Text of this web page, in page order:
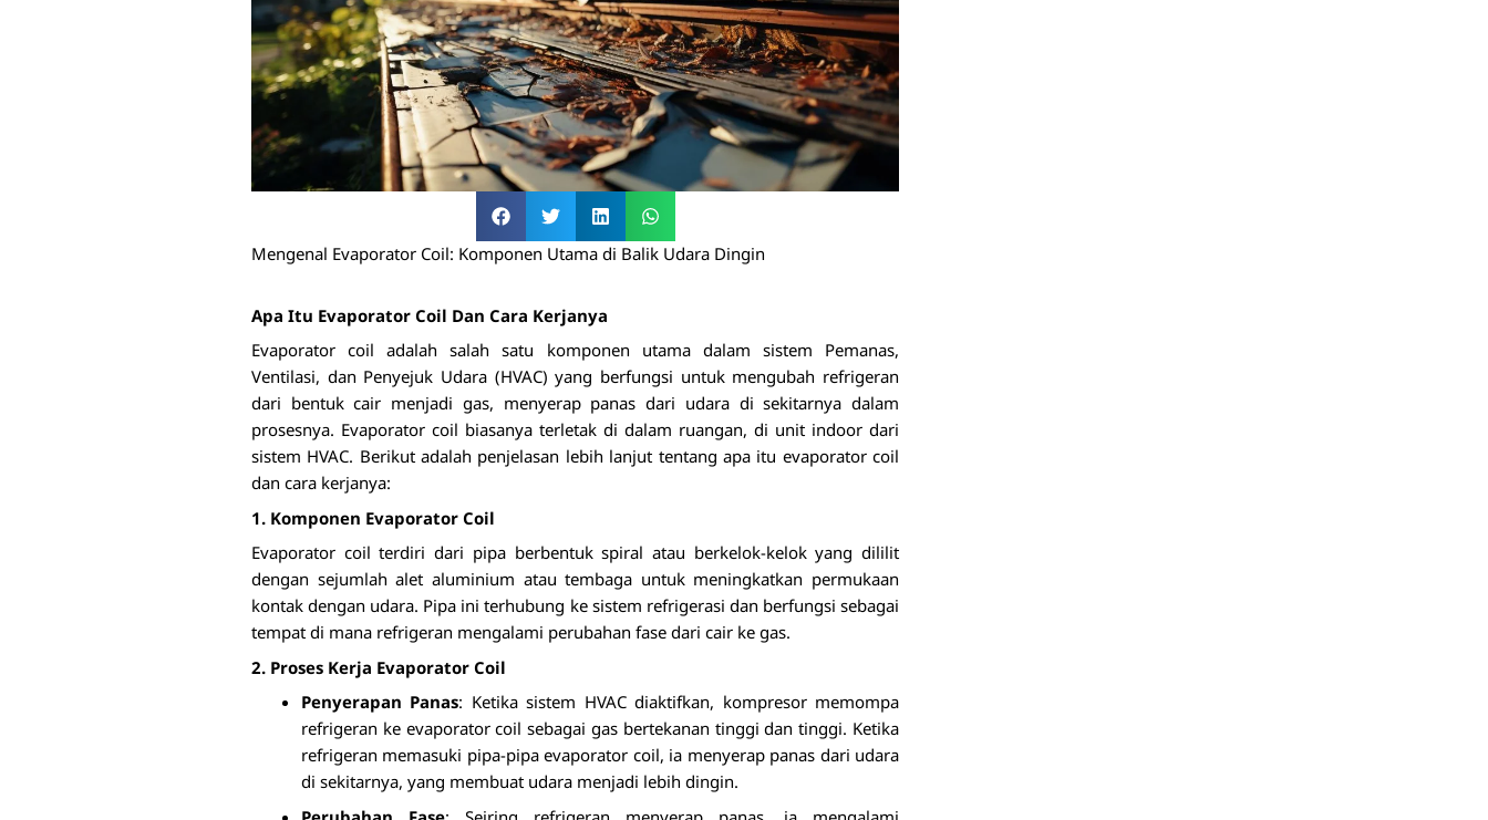
Mengenal Evaporator Coil: Komponen Utama di Balik Udara Dingin
Apa Itu Evaporator Coil Dan Cara Kerjanya
Evaporator coil adalah salah satu komponen utama dalam sistem Pemanas,
Ventilasi, dan Penyejuk Udara (HVAC) yang berfungsi untuk mengubah refrigeran
dari bentuk cair menjadi gas, menyerap panas dari udara di sekitarnya dalam
prosesnya. Evaporator coil biasanya terletak di dalam ruangan, di unit indoor dari
sistem HVAC. Berikut adalah penjelasan lebih lanjut tentang apa itu evaporator coil
dan cara kerjanya:
1. Komponen Evaporator Coil
Evaporator coil terdiri dari pipa berbentuk spiral atau berkelok-kelok yang dililit
dengan sejumlah alet aluminium atau tembaga untuk meningkatkan permukaan
kontak dengan udara. Pipa ini terhubung ke sistem refrigerasi dan berfungsi sebagai
tempat di mana refrigeran mengalami perubahan fase dari cair ke gas.
2. Proses Kerja Evaporator Coil
Penyerapan Panas: Ketika sistem HVAC diaktifkan, kompresor memompa
refrigeran ke evaporator coil sebagai gas bertekanan tinggi dan tinggi. Ketika
refrigeran memasuki pipa-pipa evaporator coil, ia menyerap panas dari udara
di sekitarnya, yang membuat udara menjadi lebih dingin.